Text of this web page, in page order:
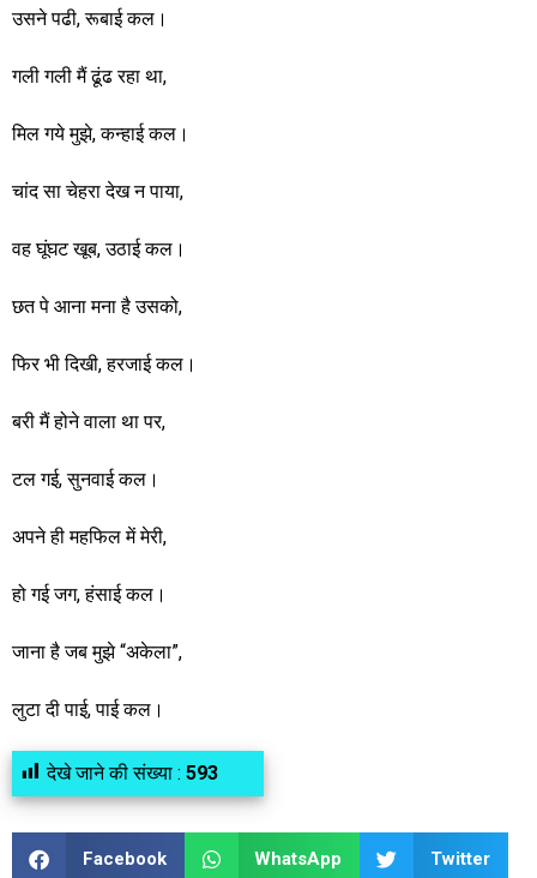
उसने पढी, रूबाई कल।
गली गली मैं ढूंढ रहा था,
मिल गये मुझे, कन्हाई कल।
चांद सा चेहरा देख न पाया,
वह घूंघट खूब, उठाई कल।
छत पे आना मना है उसको,
फिर भी दिखी, हरजाई कल।
बरी मैं होने वाला था पर,
टल गई, सुनवाई कल।
अपने ही महफिल में मेरी,
हो गई जग, हंसाई कल।
जाना है जब मुझे “अकेला”,
लुटा दी पाई, पाई कल।
देखे जाने की संख्या : 593
Facebook WhatsApp Twitter